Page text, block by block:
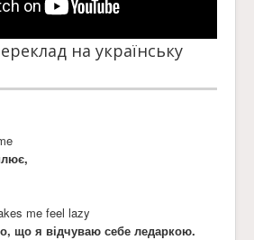
на українську
me feel lazy
що я відчуваю себе ледаркою.